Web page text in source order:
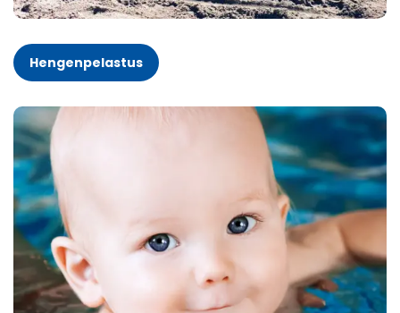
Hengenpelastus